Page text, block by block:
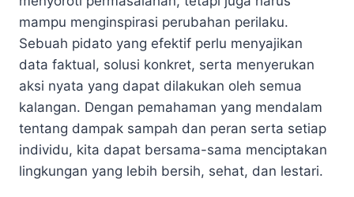
mampu menginspirasi perubahan perilaku.
Sebuah pidato yang efektif perlu menyajikan
data faktual, solusi konkret, serta menyerukan
aksi nyata yang dapat dilakukan oleh semua
kalangan. Dengan pemahaman yang mendalam
tentang dampak sampah dan peran serta setiap
individu, kita dapat bersama-sama menciptakan
lingkungan yang lebih bersih, sehat, dan lestari.